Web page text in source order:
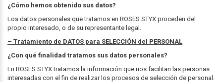
¿Cómo hemos obtenido sus datos?
Los datos personales que tratamos en ROSES STYX proceden del
propio interesado, o de su representante legal.
– Tratamiento de DATOS para SELECCIÓN del PERSONAL
¿Con qué finalidad tratamos sus datos personales?
En ROSES STYX tratamos la información que nos facilitan las personas
interesadas con el fin de realizar los procesos de selección de personal.